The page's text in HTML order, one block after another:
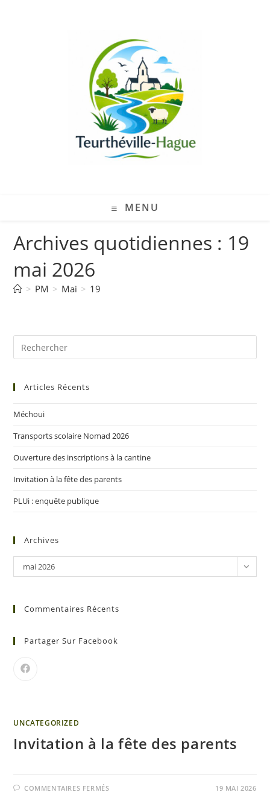
MENU
Archives quotidiennes : 19
mai 2026
> PM > Mai > 19
Articles Récents
Méchoui
Transports scolaire Nomad 2026
Ouverture des inscriptions à la cantine
Invitation à la fête des parents
PLUi : enquête publique
Archives
mai 2026
Commentaires Récents
Partager Sur Facebook
UNCATEGORIZED
Invitation à la fête des parents
COMMENTAIRES FERMÉS 19 MAI 2026